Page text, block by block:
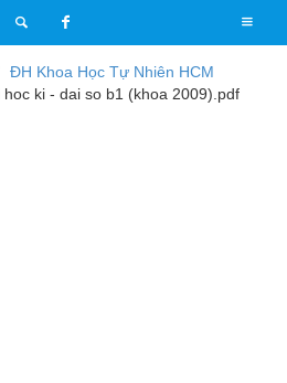
T
o
g
ĐH Khoa Học Tự Nhiên HCM
hoc ki - dai so b1 (khoa 2009).pdf